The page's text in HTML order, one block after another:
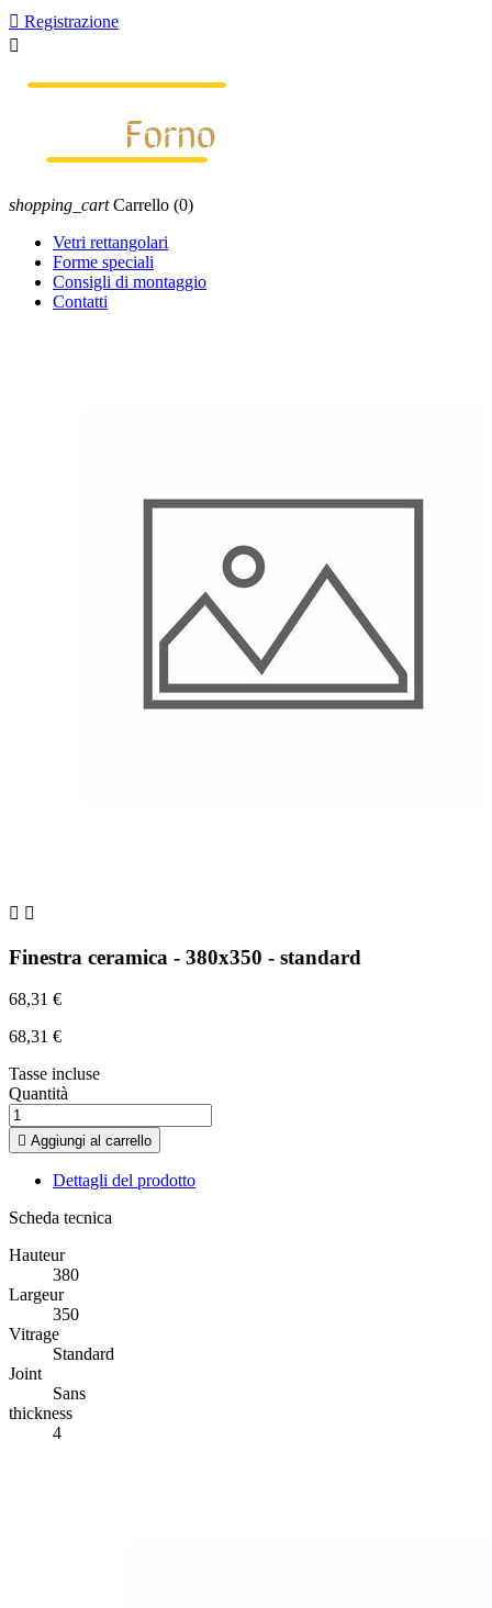
 Registrazione

shopping_cart Carrello (0)
Vetri rettangolari
Forme speciali
Consigli di montaggio
Contatti
 
Finestra ceramica - 380x350 - standard
68,31 €
68,31 €
Tasse incluse
Quantità
 Aggiungi al carrello
Dettagli del prodotto
Scheda tecnica
Hauteur
380
Largeur
350
Vitrage
Standard
Joint
Sans
thickness
4